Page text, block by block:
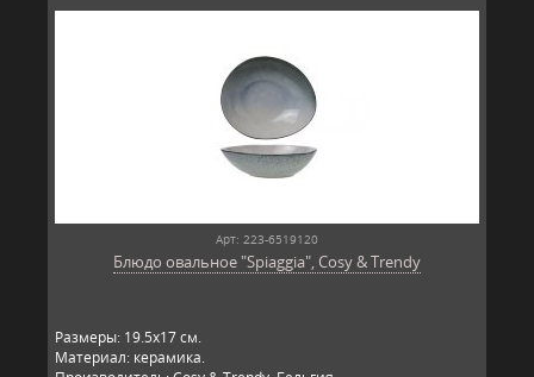
Арт: 223-6519120
Блюдо овальное "Spiaggia", Cosy & Trendy
Размеры: 19.5х17 см.
Материал: керамика.